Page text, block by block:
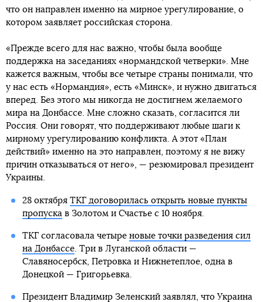
что он направлен именно на мирное урегулирование, о
котором заявляет российская сторона.
«Прежде всего для нас важно, чтобы была вообще
поддержка на заседаниях «нормандской четверки». Мне
кажется важным, чтобы все четыре страны понимали, что
у нас есть «Нормандия», есть «Минск», и нужно двигаться
вперед. Без этого мы никогда не достигнем желаемого
мира на Донбассе. Мне сложно сказать, согласится ли
Россия. Они говорят, что поддерживают любые шаги к
мирному урегулированию конфликта. А этот «План
действий» именно на это направлен, поэтому я не вижу
причин отказываться от него», — резюмировал президент
Украины.
28 октября ТКГ договорилась открыть новые пункты
пропуска в Золотом и Счастье с 10 ноября.
ТКГ согласовала четыре новые точки разведения сил
на Донбассе. Три в Луганской области —
Славяносербск, Петровка и Нижнетеплое, одна в
Донецкой — Григорьевка.
Президент Владимир Зеленский заявлял, что Украина